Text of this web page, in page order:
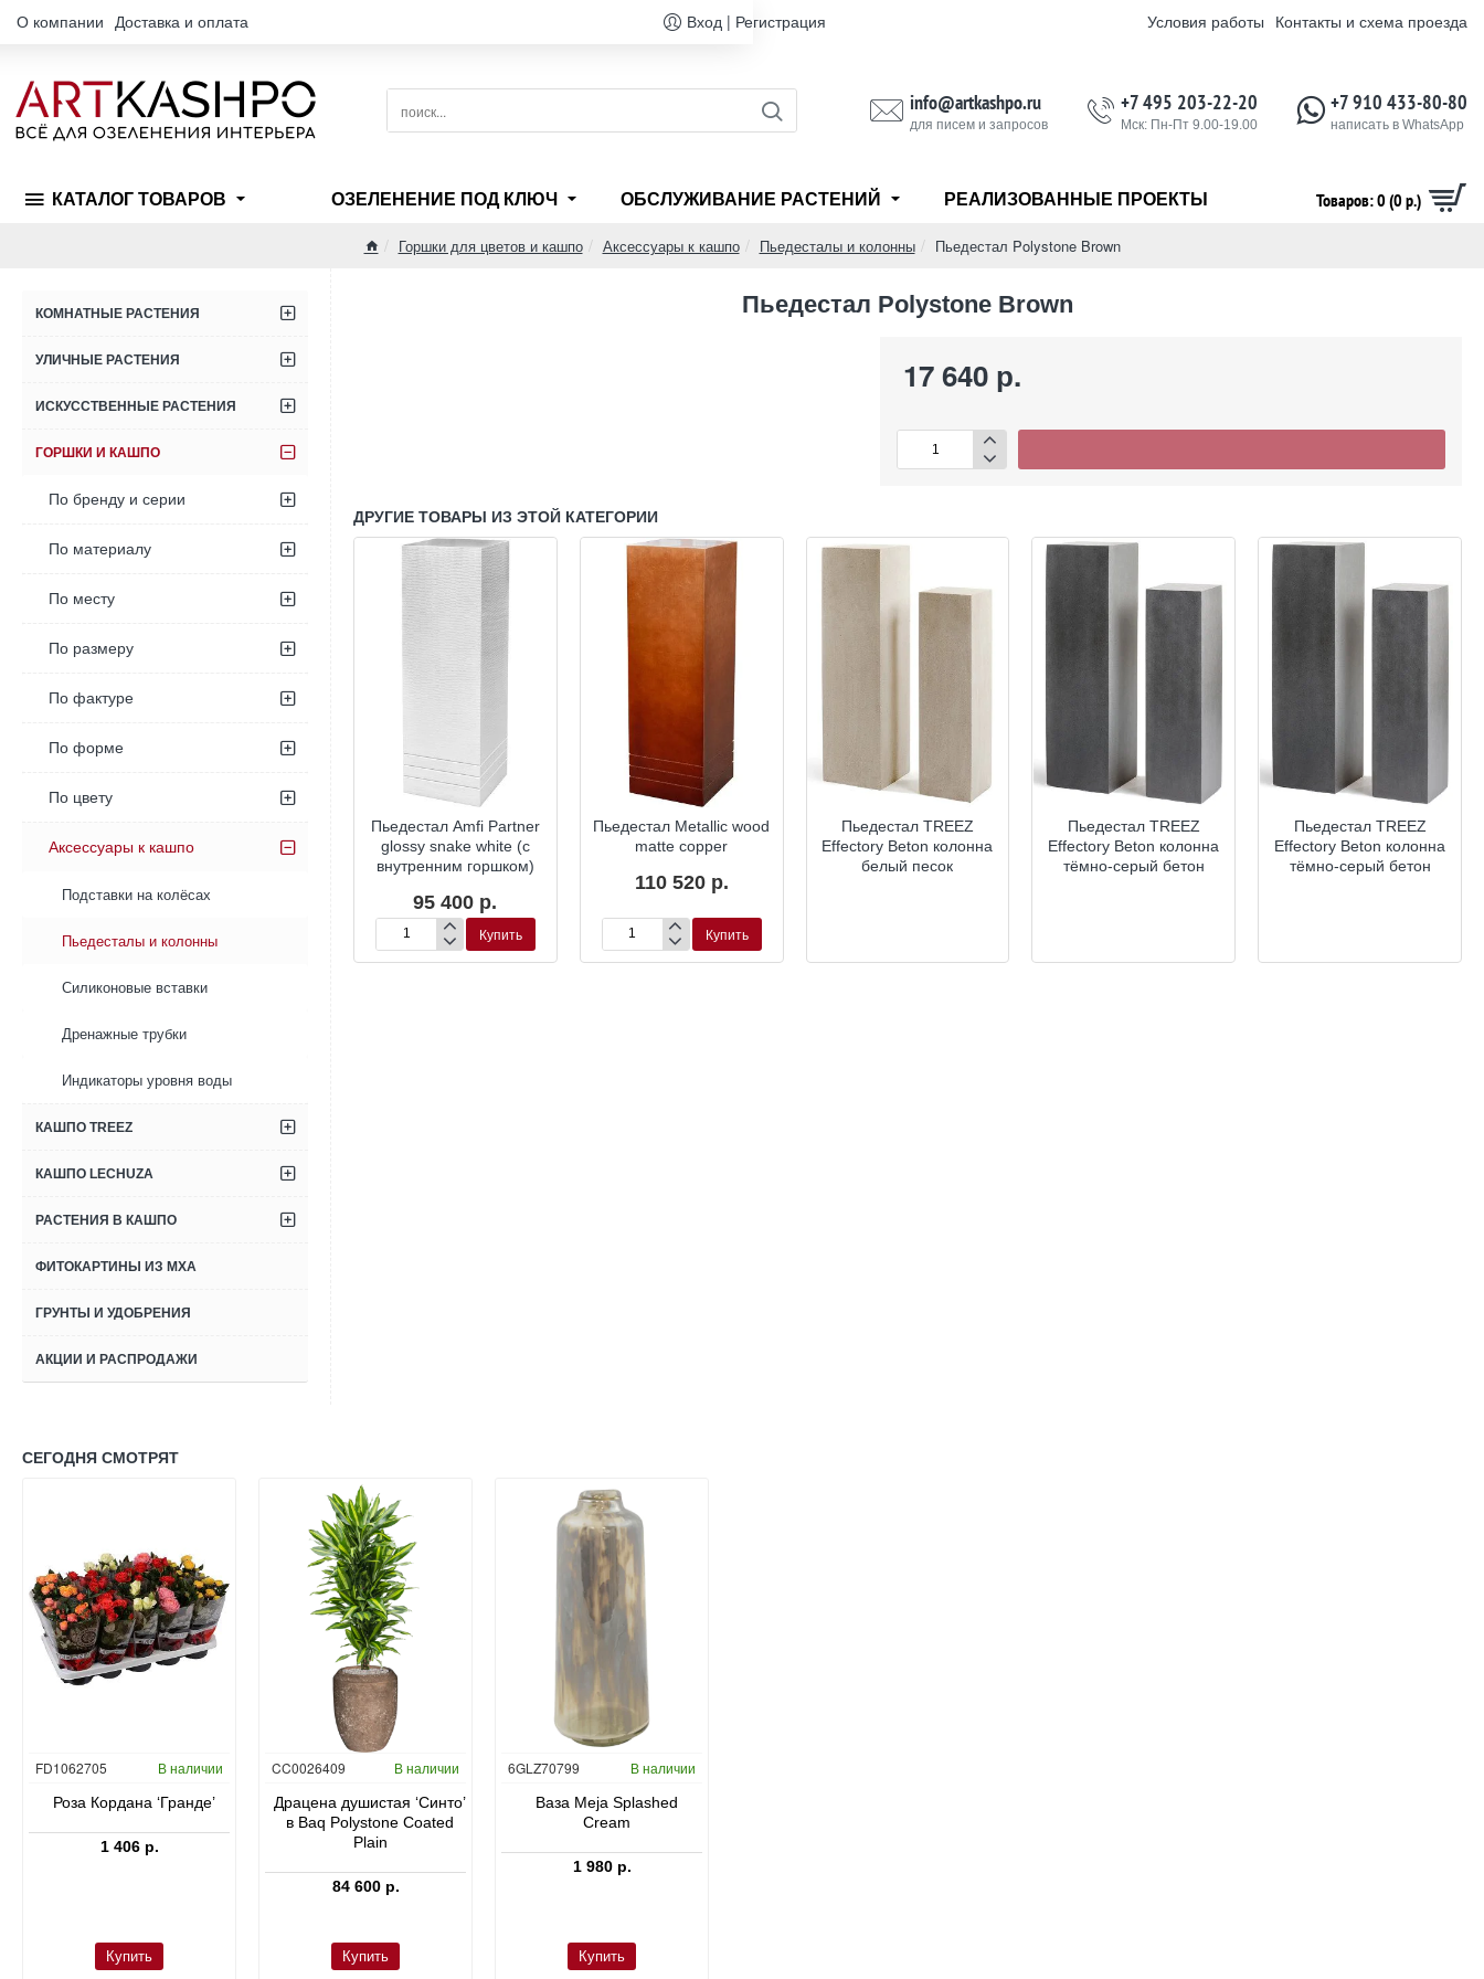
О компании Доставка и оплата Вход | Регистрация Условия работы Контакты и схема проезда
поиск...
info@artkashpo.ru
для писем и запросов
+7 495 203-22-20
Мск: Пн-Пт 9.00-19.00
+7 910 433-80-80
написать в WhatsApp
КАТАЛОГ ТОВАРОВ ОЗЕЛЕНЕНИЕ ПОД КЛЮЧ ОБСЛУЖИВАНИЕ РАСТЕНИЙ РЕАЛИЗОВАННЫЕ ПРОЕКТЫ Товаров: 0 (0 р.)
Горшки для цветов и кашпо Аксессуары к кашпо Пьедесталы и колонны Пьедестал Polystone Brown
КОМНАТНЫЕ РАСТЕНИЯ
УЛИЧНЫЕ РАСТЕНИЯ
ИСКУССТВЕННЫЕ РАСТЕНИЯ
ГОРШКИ И КАШПО
По бренду и серии
По материалу
По месту
По размеру
По фактуре
По форме
По цвету
Аксессуары к кашпо
Подставки на колёсах
Пьедесталы и колонны
Силиконовые вставки
Дренажные трубки
Индикаторы уровня воды
КАШПО TREEZ
КАШПО LECHUZA
РАСТЕНИЯ В КАШПО
ФИТОКАРТИНЫ ИЗ МХА
ГРУНТЫ И УДОБРЕНИЯ
АКЦИИ И РАСПРОДАЖИ
Пьедестал Polystone Brown
17 640 р.
ДРУГИЕ ТОВАРЫ ИЗ ЭТОЙ КАТЕГОРИИ
колонна
Effectory Beton колонна
Пьедестал Amfi Partner
glossy snake white (с
внутренним горшком)
95 400 р.
Пьедестал
Amfi
Купить
Пьедестал Metallic wood
matte copper
110 520 р.
Пьедестал
Metallic
Купить
Пьедестал TREEZ
Effectory Beton колонна
белый песок
Пьедестал TREEZ
Effectory Beton колонна
тёмно-серый бетон
Пьедестал TREEZ
Effectory Beton колонна
тёмно-серый бетон
СЕГОДНЯ СМОТРЯТ
FD1062705 В наличии
Роза Кордана ‘Гранде’
1 406 р.
Купить
CC0026409 В наличии
Драцена душистая ‘Синто’
в Baq Polystone Coated
Plain
84 600 р.
Купить
6GLZ70799 В наличии
Ваза Meja Splashed
Cream
1 980 р.
Купить